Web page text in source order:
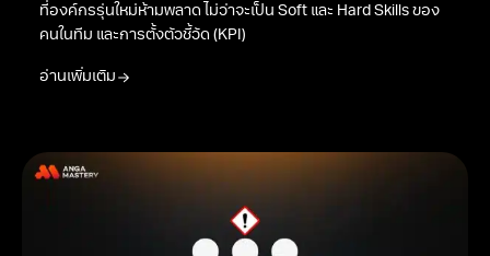
ที่องค์กรรุ่นใหม่ห้ามพลาด ไม่ว่าจะเป็น Soft และ Hard Skills ของ
คนในทีม และการตั้งตัวชี้วัด (KPI)
อ่านเพิ่มเติม